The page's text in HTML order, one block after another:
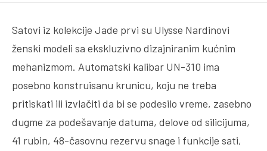
Satovi iz kolekcije Jade prvi su Ulysse Nardinovi
ženski modeli sa ekskluzivno dizajniranim kućnim
mehanizmom. Automatski kalibar UN-310 ima
posebno konstruisanu krunicu, koju ne treba
pritiskati ili izvlačiti da bi se podesilo vreme, zasebno
dugme za podešavanje datuma, delove od silicijuma,
41 rubin, 48-časovnu rezervu snage i funkcije sati,